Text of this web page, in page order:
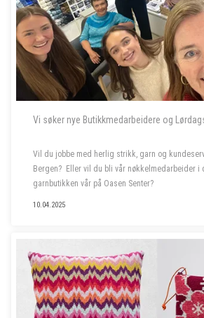
Vi søker nye Butikkmedarbeidere og
Vil du jobbe med herlig strikk, garn og
Bergen? Eller vil du bli vår nøkkelmedarbeider i
garnbutikken vår på Oasen Senter?
Vi søker to nye butikkmedarbeidere i 100 %
10.04.2025